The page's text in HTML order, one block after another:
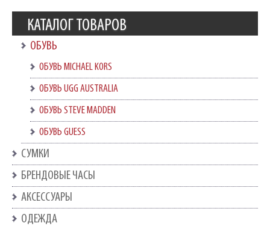
КАТАЛОГ ТОВАРОВ
ОБУВЬ
ОБУВЬ MICHAEL KORS
ОБУВЬ UGG AUSTRALIA
ОБУВЬ STEVE MADDEN
ОБУВЬ GUESS
СУМКИ
БРЕНДОВЫЕ ЧАСЫ
АКСЕССУАРЫ
ОДЕЖДА